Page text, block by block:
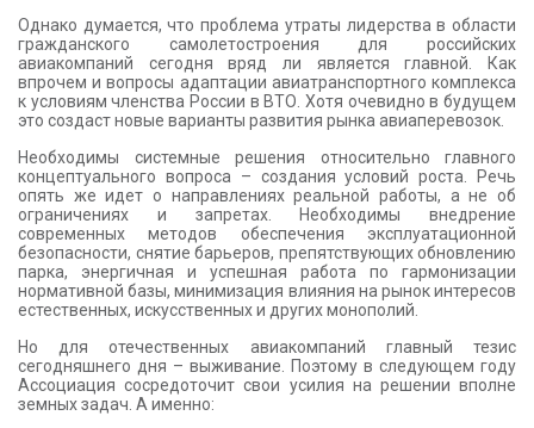
Однако думается, что проблема утраты лидерства в области
гражданского самолетостроения для российских
авиакомпаний сегодня вряд ли является главной. Как
впрочем и вопросы адаптации авиатранспортного комплекса
к условиям членства России в ВТО. Хотя очевидно в будущем
это создаст новые варианты развития рынка авиаперевозок.
Необходимы системные решения относительно главного
концептуального вопроса – создания условий роста. Речь
опять же идет о направлениях реальной работы, а не об
ограничениях и запретах. Необходимы внедрение
современных методов обеспечения эксплуатационной
безопасности, снятие барьеров, препятствующих обновлению
парка, энергичная и успешная работа по гармонизации
нормативной базы, минимизация влияния на рынок интересов
естественных, искусственных и других монополий.
Но для отечественных авиакомпаний главный тезис
сегодняшнего дня – выживание. Поэтому в следующем году
Ассоциация сосредоточит свои усилия на решении вполне
земных задач. А именно: